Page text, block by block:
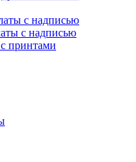
с надписью
с надписью
принтами